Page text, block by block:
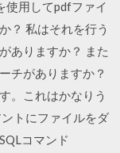
使用してpdfファイ
？ 私はそれを行う
ありますか？ また
チがありますか？
。これはかなりう
トにファイルをダ
コマンド